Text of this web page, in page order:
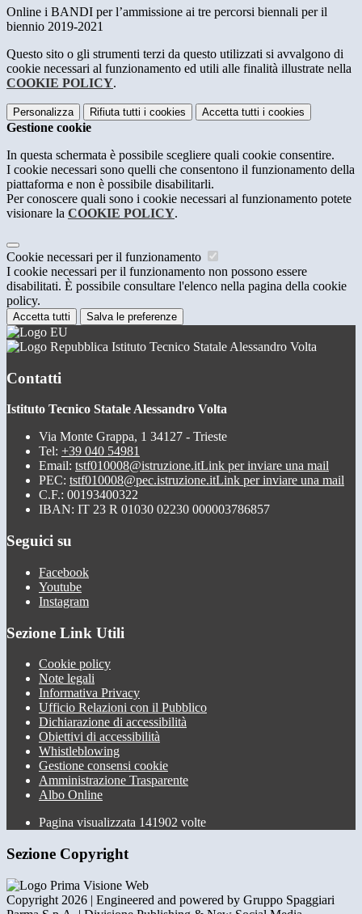
Online i BANDI per l’ammissione ai tre percorsi biennali per il
biennio 2019-2021
Questo sito o gli strumenti terzi da questo utilizzati si avvalgono di
cookie necessari al funzionamento ed utili alle finalità illustrate nella
COOKIE POLICY.
Personalizza Rifiuta tutti i cookies Accetta tutti i cookies
Gestione cookie
In questa schermata è possibile scegliere quali cookie consentire.
I cookie necessari sono quelli che consentono il funzionamento della
piattaforma e non è possibile disabilitarli.
Per conoscere quali sono i cookie necessari al funzionamento potete
visionare la COOKIE POLICY.
Cookie necessari per il funzionamento
I cookie necessari per il funzionamento non possono essere
disabilitati. È possibile consultare l'elenco nella pagina della cookie
policy.
Accetta tutti Salva le preferenze
Istituto Tecnico Statale Alessandro Volta
Contatti
Istituto Tecnico Statale Alessandro Volta
Via Monte Grappa, 1 34127 - Trieste
Tel: +39 040 54981
Email: tstf010008@istruzione.itLink per inviare una mail
PEC: tstf010008@pec.istruzione.itLink per inviare una mail
C.F.: 00193400322
IBAN: IT 23 R 01030 02230 000003786857
Seguici su
Facebook
Youtube
Instagram
Sezione Link Utili
Cookie policy
Note legali
Informativa Privacy
Ufficio Relazioni con il Pubblico
Dichiarazione di accessibilità
Obiettivi di accessibilità
Whistleblowing
Gestione consensi cookie
Amministrazione Trasparente
Albo Online
Pagina visualizzata 141902 volte
Sezione Copyright
Copyright 2026 | Engineered and powered by Gruppo Spaggiari